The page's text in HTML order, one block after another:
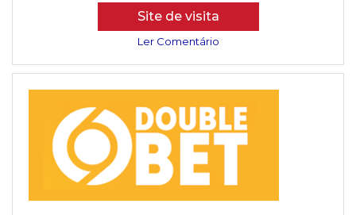
Site de visita
Ler Comentário